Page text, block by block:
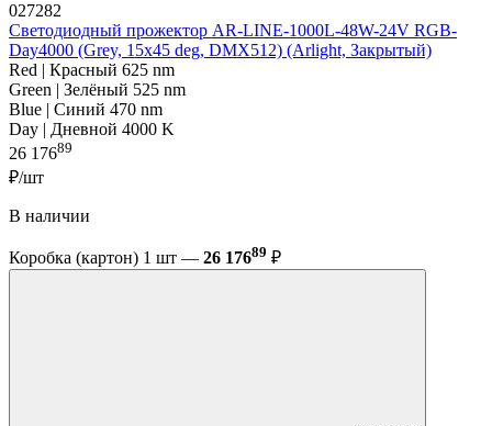
027282
Светодиодный прожектор AR-LINE-1000L-48W-24V RGB-
Day4000 (Grey, 15x45 deg, DMX512) (Arlight, Закрытый)
Red | Красный 625 nm
Green | Зелёный 525 nm
Blue | Синий 470 nm
Day | Дневной 4000 K
26 17689
₽/шт
В наличии
Коробка (картон) 1 шт — 26 17689 ₽